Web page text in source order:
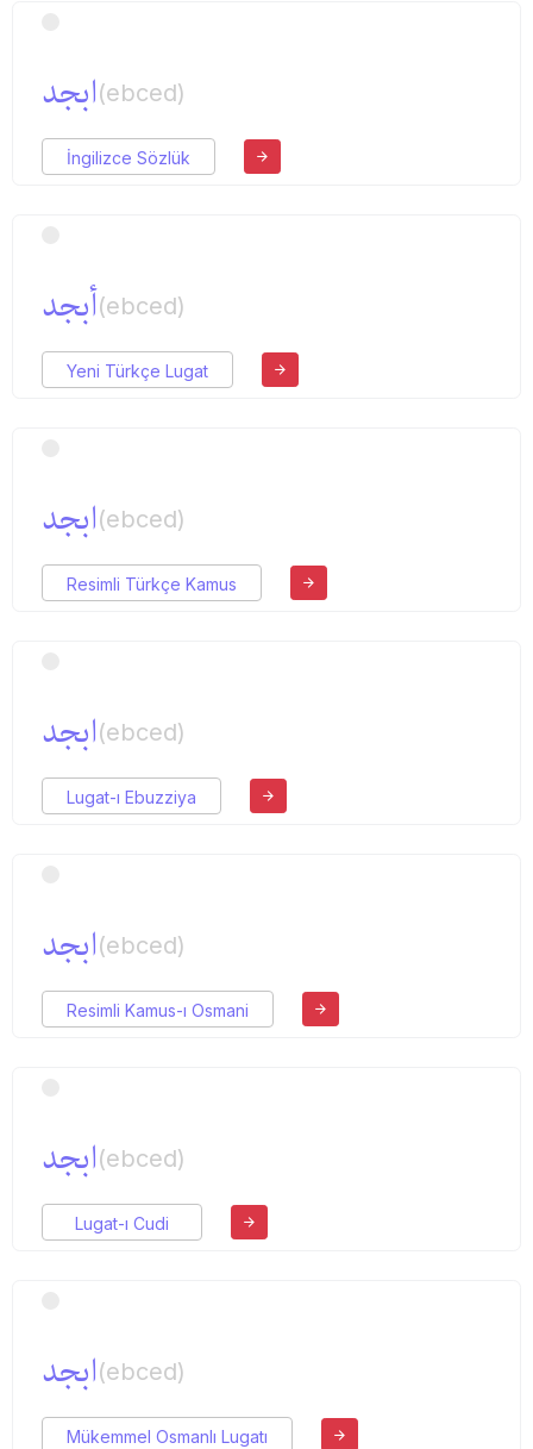
ابجد(ebced)
İngilizce Sözlük
أبجد(ebced)
Yeni Türkçe Lugat
ابجد(ebced)
Resimli Türkçe Kamus
ابجد(ebced)
Lugat-ı Ebuzziya
ابجد(ebced)
Resimli Kamus-ı Osmani
ابجد(ebced)
Lugat-ı Cudi
ابجد(ebced)
Mükemmel Osmanlı Lugatı